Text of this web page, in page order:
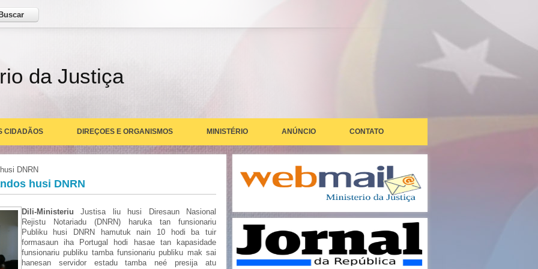
da Justiça
CIDADÃOS DIREÇOES E ORGANISMOS MINISTÉRIO ANÚNCIO CONTATO
DNRN
husi DNRN
Dili-MinisteriuJustisa liu husi Diresaun Nasional
Rejistu Notariadu (DNRN) haruka tan funsionariu
Publiku husi DNRN hamutuk nain 10 hodi ba tuir
formasaun iha Portugal hodi hasae tan kapasidade
funsionariu publiku tamba funsionariu publiku mak sai
hanesan servidor estadu tamba neé presija atu